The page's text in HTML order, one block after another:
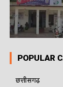
POPULAR
छत्तीसगढ़